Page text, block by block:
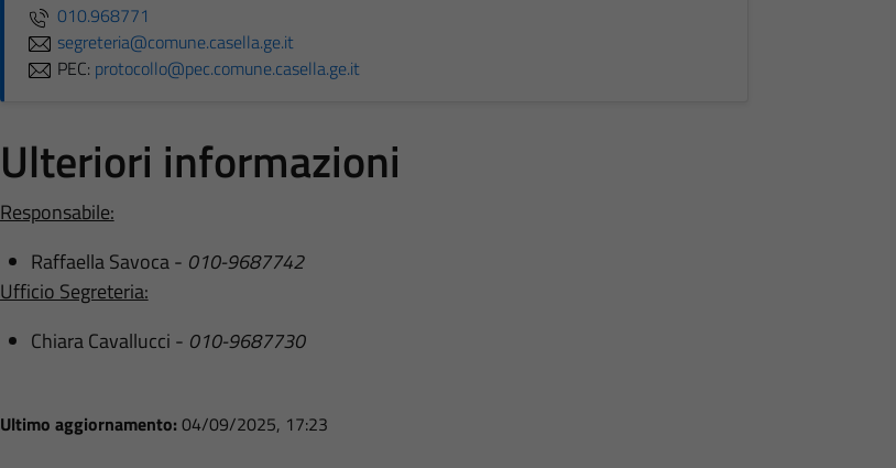
010.968771
segreteria@comune.casella.ge.it
PEC: protocollo@pec.comune.casella.ge.it
Ulteriori informazioni
Responsabile:
Raffaella Savoca - 010-9687742
Ufficio Segreteria:
Chiara Cavallucci - 010-9687730
Ultimo aggiornamento: 04/09/2025, 17:23